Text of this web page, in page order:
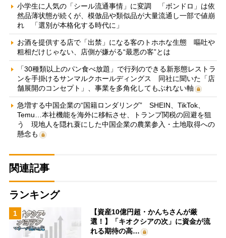
小学生に人気の「シール流通事情」に変調 「ボンドロ」は依
然品薄状態が続くが、模倣品や類似品が大量流通し一部で値崩
れ 「選別が本格化する時代に」
お酒を提供する店で「出禁」になる客のトホホな生態 嘔吐や
粗相だけじゃない、店側が嫌がる“最悪の客”とは
「30種類以上のパン食べ放題」で行列のできる新形態レストラ
ンを手掛けるサンマルクホールディングス 同社に聞いた「店
舗展開のコンセプト」、事業を多角化してもぶれない軸
急増する中国企業の“国籍ロンダリング” SHEIN、TikTok、
Temu…本社機能を海外に移転させ、トランプ関税の回避を狙
う 現地人を隠れ蓑にした中国企業の農業参入・土地取得への
懸念も
関連記事
ランキング
1
【資産10億円超・かんちさんが厳
選！】「キオクシアの次」に資金が流
れる期待の高…